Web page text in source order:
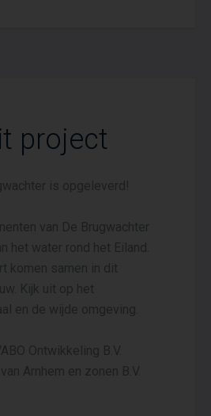
project
is opgeleverd!
van De Brugwachter
het water rond het Eiland.
komen samen in dit
Kijk uit op het
en de wijde omgeving.
Ontwikkeling B.V.
Arnhem en zonen B.V.